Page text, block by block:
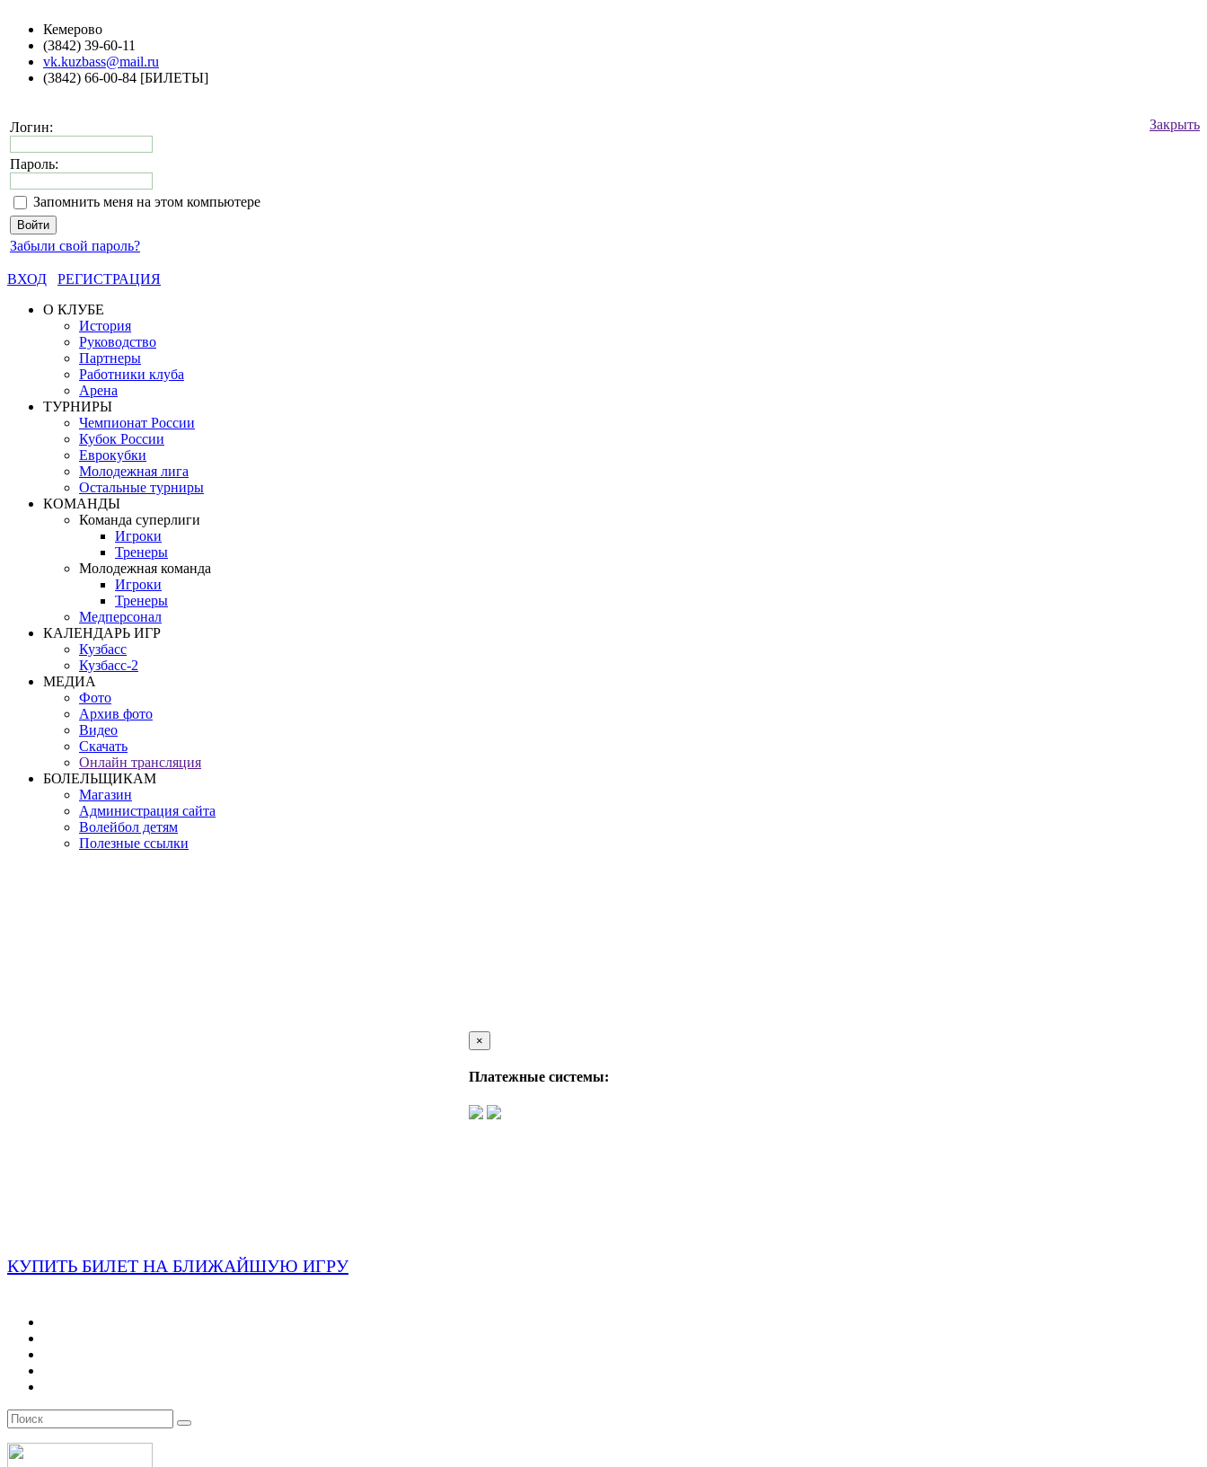
Кемерово
(3842) 39-60-11
vk.kuzbass@mail.ru
(3842) 66-00-84 [БИЛЕТЫ]
Закрыть
Логин:
Пароль:
Запомнить меня на этом компьютере
Забыли свой пароль?
ВХОД
РЕГИСТРАЦИЯ
О КЛУБЕ
История
Руководство
Партнеры
Работники клуба
Арена
ТУРНИРЫ
Чемпионат России
Кубок России
Еврокубки
Молодежная лига
Остальные турниры
КОМАНДЫ
Команда суперлиги
Игроки
Тренеры
Молодежная команда
Игроки
Тренеры
Медперсонал
КАЛЕНДАРЬ ИГР
Кузбасс
Кузбасс-2
МЕДИА
Фото
Архив фото
Видео
Скачать
Онлайн трансляция
БОЛЕЛЬЩИКАМ
Магазин
Администрация сайта
Волейбол детям
Полезные ссылки
×
Платежные системы:
КУПИТЬ БИЛЕТ НА БЛИЖАЙШУЮ ИГРУ